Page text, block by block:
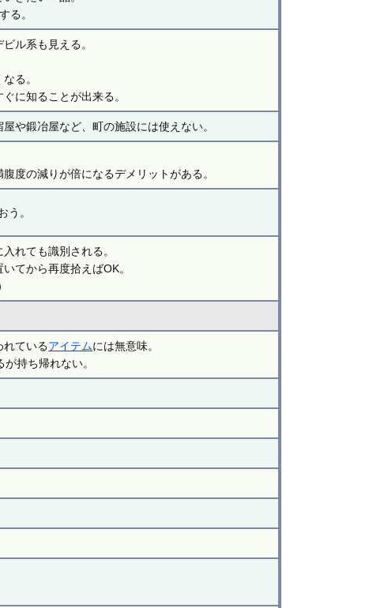
る。
ル系も見える。
る。
に知ることが出来る。
や鍛冶屋など、町の施設には使えない。
度の減りが倍になるデメリットがある。
う。
入れても識別される。
てから再度拾えばOK。
れているアイテムには無意味。
持ち帰れない。